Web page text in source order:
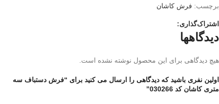
برچسب: فرش کاشان
اشتراک‌گذاری:
دیدگاهها
هیچ دیدگاهی برای این محصول نوشته نشده است.
اولین نفری باشید که دیدگاهی را ارسال می کنید برای “فرش دستباف سه
متری کاشان کد 030266”